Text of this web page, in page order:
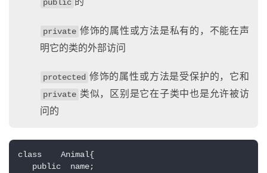
public
private 修饰的属性或方法是私有的，不能在声
明它的类的外部访问
protected 修饰的属性或方法是受保护的，它和
private 类似，区别是它在子类中也是允许被访
问的
class    Animal{
public  name;